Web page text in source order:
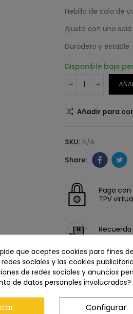
Hebilla de cola de
Ajuste con una
Duradero y estable
Disponible bajo
Añadir para
SKU: N/A
Paga
TPV
que aceptes cookies para fines
redes sociales y las cookies
de redes sociales y anuncios
de datos personales involucrados?
Configurar